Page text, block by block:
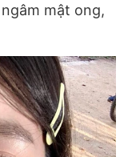
mật ong,